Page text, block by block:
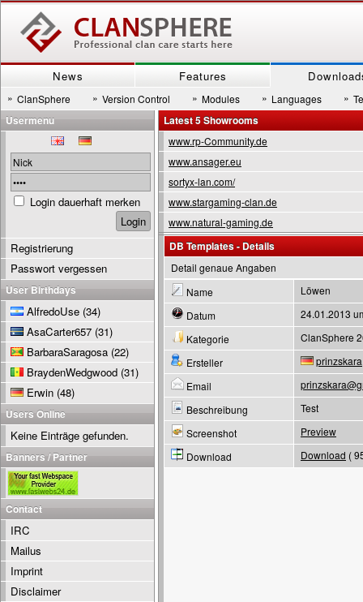
News Features
» ClanSphere » Version Control » Modules » Languages »
Latest 5 Showrooms
www.rp-Community.de
www.ansager.eu
sortyx-lan.com/
www.stargaming-clan.de
www.natural-gaming.de
DB Templates - Details
Detail genaue Angaben
Name
Löwen
Datum
24.01.2013
Kategorie
ClanSphere
Ersteller
prinzskara
Email
Beschreibung
Test
Screenshot
Preview
Download
Download (
Usermenu
Login dauerhaft merken
Registrierung
Passwort vergessen
User Birthdays
AlfredoUse (34)
AsaCarter657 (31)
BarbaraSaragosa (22)
BraydenWedgwood (31)
Erwin (48)
Users Online
Keine Einträge gefunden.
Banners / Partner
Contact
IRC
Mailus
Imprint
Disclaimer